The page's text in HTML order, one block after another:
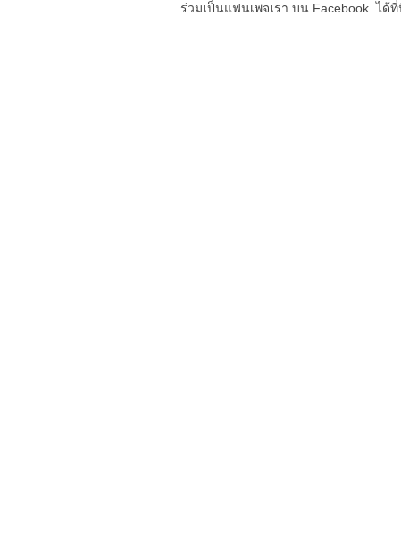
ร่วมเป็นแฟนเพจเรา บน Facebook..ได้ที่